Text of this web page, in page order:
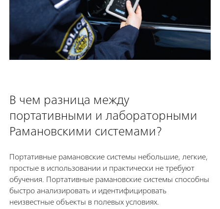
В чем разница между
портативными и лабораторными
Рамановскими системами?
Портативные рамановские системы небольшие, легкие,
простые в использовании и практически не требуют
обучения. Портативные рамановские системы способны
быстро анализировать и идентифицировать
неизвестные объекты в полевых условиях.